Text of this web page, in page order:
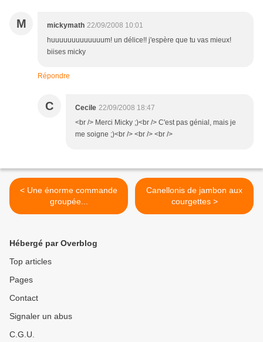
M mickymath 22/09/2008 10:01
huuuuuuuuuuuuum! un délice!! j'espère que tu vas mieux!
biises micky
Répondre
C Cecile 22/09/2008 18:47
<br /> Merci Micky ;)<br /> C'est pas génial, mais je
me soigne ;)<br /> <br /> <br />
< Une énorme commande
groupée...
Canellonis de jambon aux
courgettes >
Hébergé par Overblog
Top articles
Pages
Contact
Signaler un abus
C.G.U.